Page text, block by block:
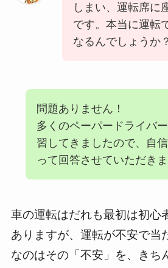
しまい、運転席に
です。本当に運転
なるんでしょうか？
問題ありません！
多くのペーパードライバ
習してきましたので、自
って回答させていただきま
車の運転はだれも最初は初心
ありますが、運転が不安で当
なのはその「不安」を、きち